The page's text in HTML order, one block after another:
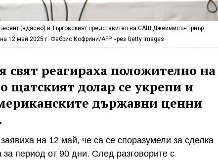
(вдясно) и Търговският представител на САЩ Джеймисън Гриър
12 май 2025 г. Фабрис Кофрини/AFP чрез Getty Images
свят реагираха положително на
щатският долар се укрепи и
държавни ценни
на 12 май, че са се споразумели за сделка
период от 90 дни. След разговорите с